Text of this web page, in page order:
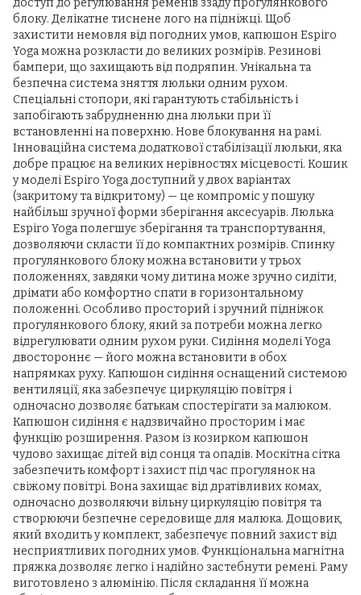
блоку. Делікатне тиснене лого на підніжці. Щоб
захистити немовля від погодних умов, капюшон Espiro
Yoga можна розкласти до великих розмірів. Резинові
бампери, що захищають від подряпин. Унікальна та
безпечна система зняття люльки одним рухом.
Спеціальні стопори, які гарантують стабільність і
запобігають забрудненню дна люльки при її
встановленні на поверхню. Нове блокування на рамі.
Інноваційна система додаткової стабілізації люльки, яка
добре працює на великих нерівностях місцевості. Кошик
у моделі Espiro Yoga доступний у двох варіантах
(закритому та відкритому) — це компроміс у пошуку
найбільш зручної форми зберігання аксесуарів. Люлька
Espiro Yoga полегшує зберігання та транспортування,
дозволяючи скласти її до компактних розмірів. Спинку
прогулянкового блоку можна встановити у трьох
положеннях, завдяки чому дитина може зручно сидіти,
дрімати або комфортно спати в горизонтальному
положенні. Особливо просторий і зручний підніжок
прогулянкового блоку, який за потреби можна легко
відрегулювати одним рухом руки. Сидіння моделі Yoga
двостороннє — його можна встановити в обох
напрямках руху. Капюшон сидіння оснащений системою
вентиляції, яка забезпечує циркуляцію повітря і
одночасно дозволяє батькам спостерігати за малюком.
Капюшон сидіння є надзвичайно просторим і має
функцію розширення. Разом із козирком капюшон
чудово захищає дітей від сонця та опадів. Москітна сітка
забезпечить комфорт і захист під час прогулянок на
свіжому повітрі. Вона захищає від дратівливих комах,
одночасно дозволяючи вільну циркуляцію повітря та
створюючи безпечне середовище для малюка. Дощовик,
який входить у комплект, забезпечує повний захист від
несприятливих погодних умов. Функціональна магнітна
пряжка дозволяє легко і надійно застебнути ремені. Раму
виготовлено з алюмінію. Після складання її можна